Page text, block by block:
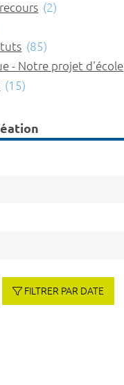
(2)
(85)
- Notre projet d'école
(15)
FILTRER PAR DATE